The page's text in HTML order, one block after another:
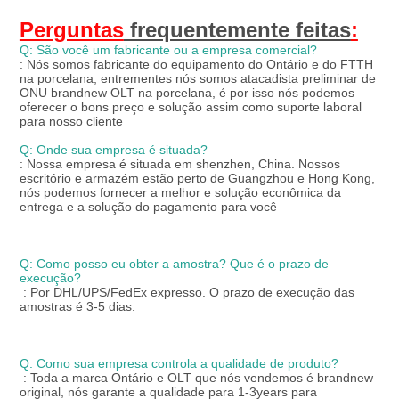
Perguntas frequentemente feitas:
Q: São você um fabricante ou a empresa comercial?
: Nós somos fabricante do equipamento do Ontário e do FTTH
na porcelana, entrementes nós somos atacadista preliminar de
ONU brandnew OLT na porcelana, é por isso nós podemos
oferecer o bons preço e solução assim como suporte laboral
para nosso cliente
Q: Onde sua empresa é situada?
: Nossa empresa é situada em shenzhen, China. Nossos
escritório e armazém estão perto de Guangzhou e Hong Kong,
nós podemos fornecer a melhor e solução econômica da
entrega e a solução do pagamento para você
Q: Como posso eu obter a amostra? Que é o prazo de
execução?
: Por DHL/UPS/FedEx expresso. O prazo de execução das
amostras é 3-5 dias.
Q: Como sua empresa controla a qualidade de produto?
: Toda a marca Ontário e OLT que nós vendemos é brandnew
original, nós garante a qualidade para 1-3years para